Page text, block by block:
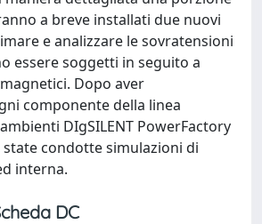
a breve installati due nuovi
e analizzare le sovratensioni
essere soggetti in seguito a
Dopo aver
componente della linea
DIgSILENT PowerFactory
state condotte simulazioni di
interna.
DC